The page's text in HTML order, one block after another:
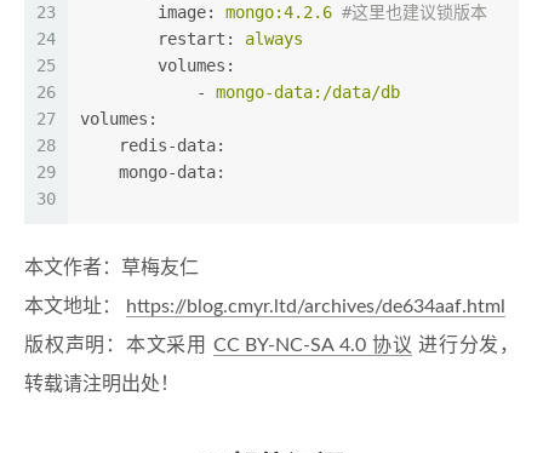
23
24
25
26
27
28
29
30
image:
mongo:4.2.6 #这里也建议锁版本
restart:
always
volumes:
-
mongo-data:/data/db
volumes:
redis-data:
mongo-data:
本文作者：草梅友仁
本文地址：
https://blog.cmyr.ltd/archives/de634aaf.html
版权声明：本文采用 CC BY-NC-SA 4.0 协议 进行分发，
转载请注明出处！